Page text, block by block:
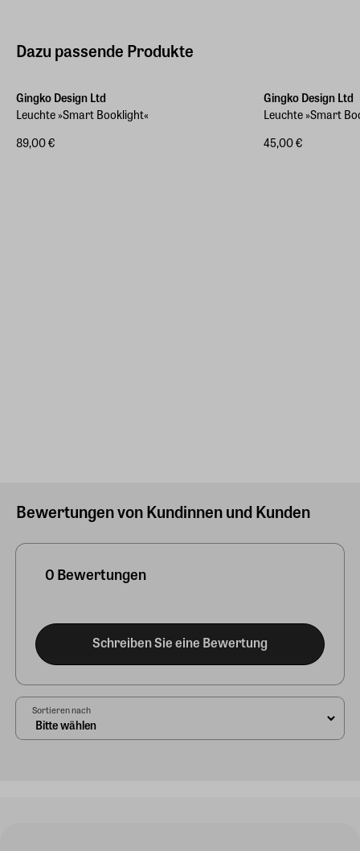
Dazu passende Produkte
Gingko Design Ltd
Leuchte »Smart Booklight«
89,00 €
Gingko Design Ltd
Leuchte »Smart
45,00 €
Bewertungen von Kundinnen und Kunden
0 Bewertungen
Schreiben Sie eine Bewertung
Sortieren nach